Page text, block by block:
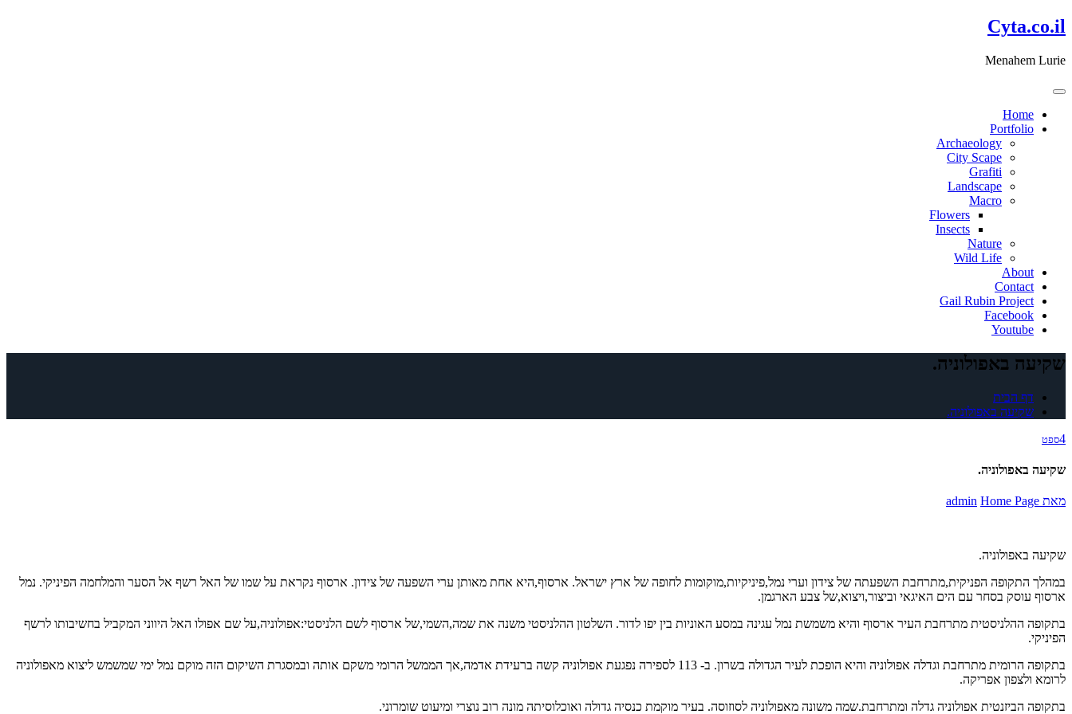
דלג
לתוכן
Cyta.co.il
Menahem Lurie
Home
Portfolio
Archaeology
City Scape
Grafiti
Landscape
Macro
Flowers
Insects
Nature
Wild Life
About
Contact
Gail Rubin Project
Facebook
Youtube
שקיעה באפולוניה.
דף הבית
שקיעה באפולוניה.
4ספט
שקיעה באפולוניה.
מאת admin Home Page
שקיעה באפולוניה.
במהלך התקופה הפניקית,מתרחבת השפעתה של צידון וערי נמל,פיניקיות,מוקומות לחופה של ארץ ישראל. ארסוף,היא אחת מאותן ערי השפעה של צידון. ארסוף נקראת על שמו של האל רשף אל הסער והמלחמה הפיניקי. נמל
ארסוף עוסק בסחר עם הים האיגאי וביצור,ויצוא,של צבע הארגמן.
בתקופה ההלניסטית מתרחבת העיר ארסוף והיא משמשת נמל עגינה במסע האוניות בין יפו לדור. השלטון ההלניסטי משנה את שמה,השמי,של ארסוף לשם הלניסטי:אפולוניה,על שם אפולו האל היווני המקביל בחשיבותו לרשף
הפיניקי.
בתקופה הרומית מתרחבת וגדלה אפולוניה והיא הופכת לעיר הגדולה בשרון. ב- 113 לספירה נפגעת אפולוניה קשה ברעידת אדמה,אך הממשל הרומי משקם אותה ובמסגרת השיקום הזה מוקם נמל ימי שמשמש ליצוא מאפולוניה
לרומא ולצפון אפריקה.
בתקופה הביזנטית אפולוניה גדלה ומתרחבת.שמה משונה מאפולוניה לסוזוסה. בעיר מוקמת כנסיה גדולה ואוכלוסיתה מונה רוב נוצרי ומיעוט שומרוני.